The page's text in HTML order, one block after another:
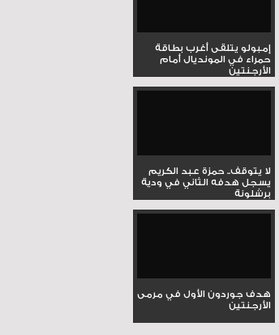
إمبولو يتلقى أغرب بطاقة
حمراء في المونديال أمام
الأرجنتين
لا يتوقف.. حمزة عبد الكريم
يسجل هدفه الثاني في ودية
برشلونة
هدف جوردون الأول في مرمى
الأرجنتين